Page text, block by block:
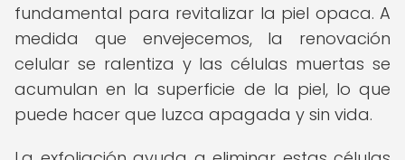
fundamental para revitalizar la piel opaca. A
medida que envejecemos, la renovación
celular se ralentiza y las células muertas se
acumulan en la superficie de la piel, lo que
puede hacer que luzca apagada y sin vida.